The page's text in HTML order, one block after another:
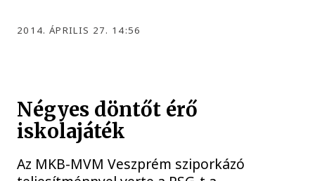
2014. ÁPRILIS 27. 14:56
Négyes döntőt érő
iskolajáték
Az MKB-MVM Veszprém sziporkázó